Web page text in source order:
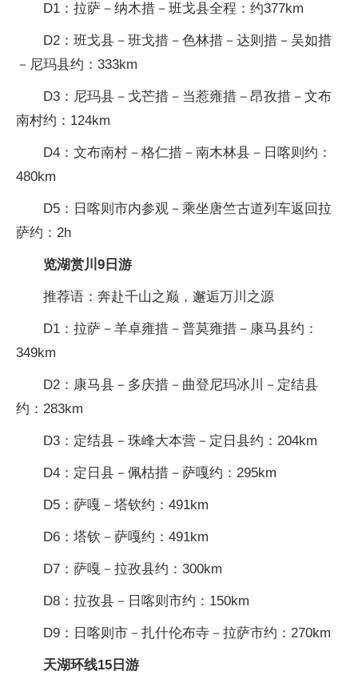
D1：拉萨－纳木措－班戈县全程：约377km
D2：班戈县－班戈措－色林措－达则措－吴如措
－尼玛县约：333km
D3：尼玛县－戈芒措－当惹雍措－昂孜措－文布
南村约：124km
D4：文布南村－格仁措－南木林县－日喀则约：
480km
D5：日喀则市内参观－乘坐唐竺古道列车返回拉
萨约：2h
览湖赏川9日游
推荐语：奔赴千山之巅，邂逅万川之源
D1：拉萨－羊卓雍措－普莫雍措－康马县约：
349km
D2：康马县－多庆措－曲登尼玛冰川－定结县
约：283km
D3：定结县－珠峰大本营－定日县约：204km
D4：定日县－佩枯措－萨嘎约：295km
D5：萨嘎－塔钦约：491km
D6：塔钦－萨嘎约：491km
D7：萨嘎－拉孜县约：300km
D8：拉孜县－日喀则市约：150km
D9：日喀则市－扎什伦布寺－拉萨市约：270km
天湖环线15日游